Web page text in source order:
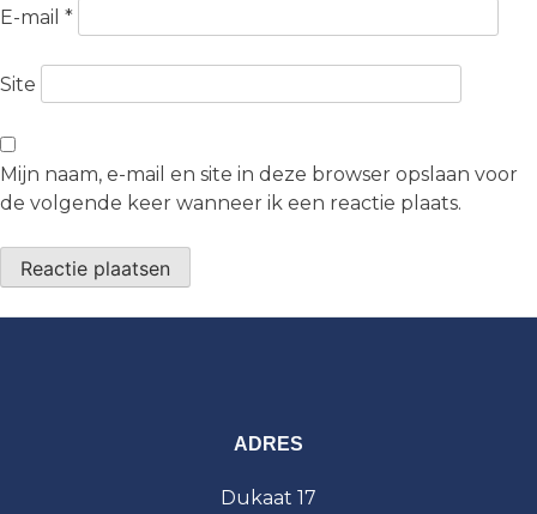
E-mail *
Site
Mijn naam, e-mail en site in deze browser opslaan voor
de volgende keer wanneer ik een reactie plaats.
ADRES
Dukaat 17